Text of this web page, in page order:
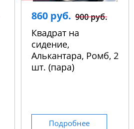
860 руб. 900 руб.
Квадрат на
сидение,
Алькантара, Ромб, 2
шт. (пара)
Подробнее